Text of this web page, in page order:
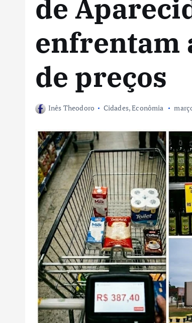
de
enfrentam
de preços
Inês Theodoro Cidades,Econômia